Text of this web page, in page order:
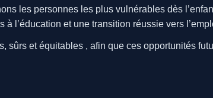
les personnes les plus vulnérables dès
à l’éducation et une transition réussie vers
sûrs et équitables , afin que ces opportunités